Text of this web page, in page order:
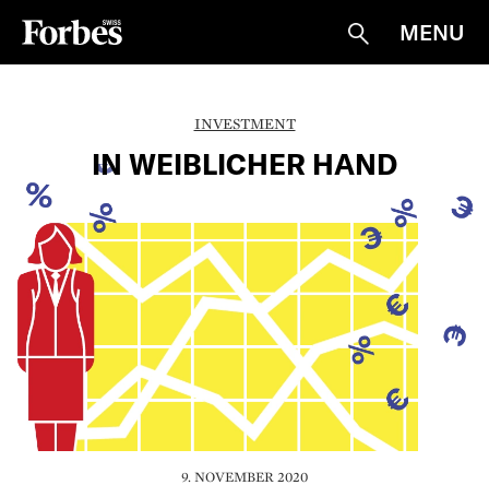
Suche
MENU
INVESTMENT
IN WEIBLICHER HAND
9. NOVEMBER 2020